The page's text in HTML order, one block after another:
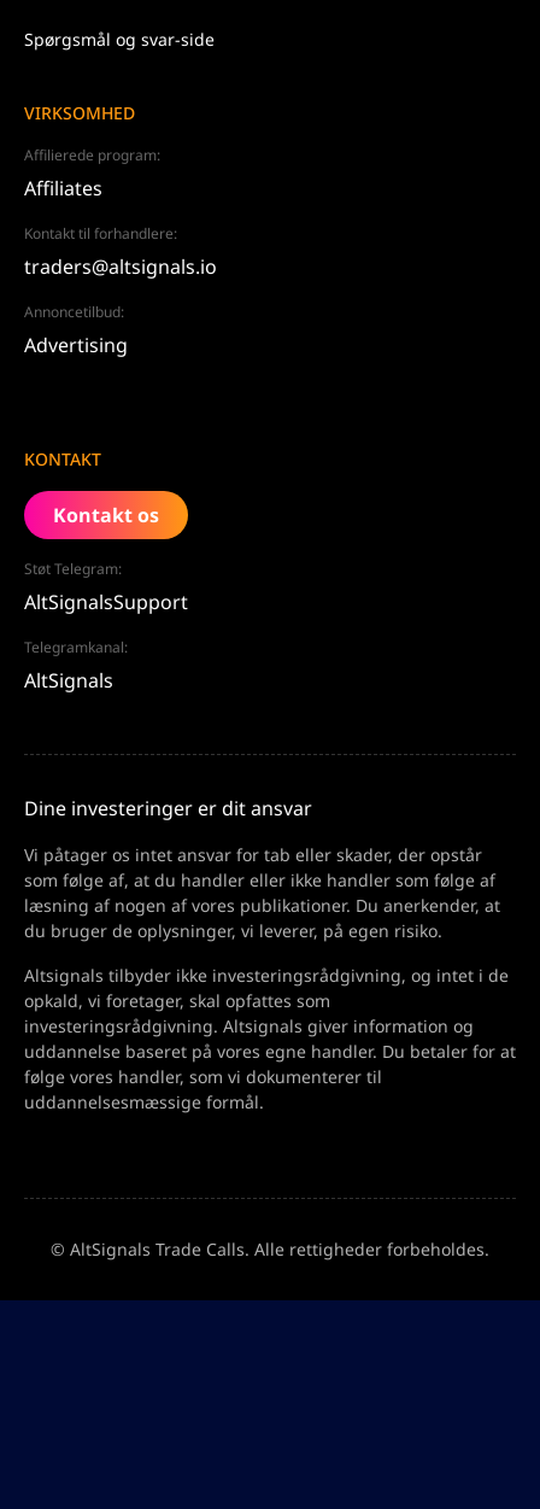
Spørgsmål og svar-side
VIRKSOMHED
Affilierede program:
Affiliates
Kontakt til forhandlere:
traders@altsignals.io
Annoncetilbud:
Advertising
KONTAKT
Kontakt os
Støt Telegram:
AltSignalsSupport
Telegramkanal:
AltSignals
Dine investeringer er dit ansvar
Vi påtager os intet ansvar for tab eller skader, der opstår
som følge af, at du handler eller ikke handler som følge af
læsning af nogen af vores publikationer. Du anerkender, at
du bruger de oplysninger, vi leverer, på egen risiko.
Altsignals tilbyder ikke investeringsrådgivning, og intet i de
opkald, vi foretager, skal opfattes som
investeringsrådgivning. Altsignals giver information og
uddannelse baseret på vores egne handler. Du betaler for at
følge vores handler, som vi dokumenterer til
uddannelsesmæssige formål.
© AltSignals Trade Calls. Alle rettigheder forbeholdes.